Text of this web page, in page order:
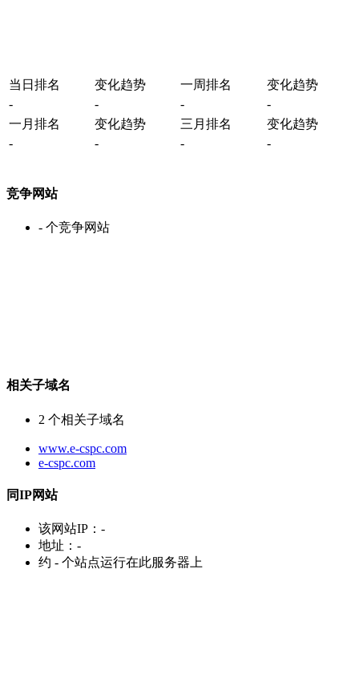
当日排名 变化趋势 一周排名
变化趋势
-
- -
-
一月排名
变化趋势 三月排名
变化趋势
-
- - -
竞争网站
- 个竞争网站
相关子域名
2 个相关子域名
www.e-cspc.com
e-cspc.com
同IP网站
该网站IP： -
地址： -
约 - 个站点运行在此服务器上